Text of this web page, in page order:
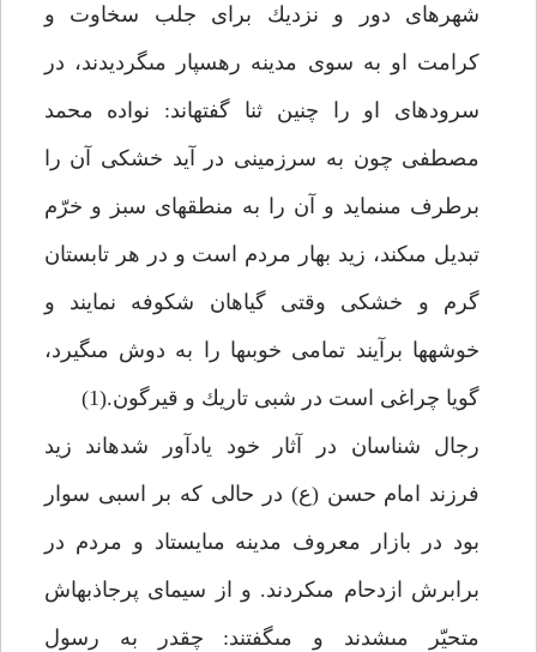
شهرهاى دور و نزديك براى جلب سخاوت و
كرامت او به سوى مدينه رهسپار مى‏گرديدند، در
سروده‏اى او را چنين ثنا گفته‏اند: نواده محمد
مصطفى چون به سرزمينى در آيد خشكى آن را
برطرف مى‏نمايد و آن را به منطقه‏اى سبز و خرّم
تبديل مى‏كند، زيد بهار مردم است و در هر تابستان
گرم و خشكى وقتى گياهان شكوفه نمايند و
خوشه‏ها برآيند تمامى خوبى‏ها را به دوش مى‏گيرد،
گويا چراغى است در شبى تاريك و قيرگون.(1)
رجال شناسان در آثار خود يادآور شده‏اند زيد
فرزند امام حسن (ع) در حالى كه بر اسبى سوار
بود در بازار معروف مدينه مى‏ايستاد و مردم در
برابرش ازدحام مى‏كردند. و از سيماى پرجاذبه‏اش
متحيّر مى‏شدند و مى‏گفتند: چقدر به رسول